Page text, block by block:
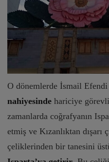
O dönemlerde İsmail Efendi
nahiyesinde hariciye
zamanlarda coğrafyanın
etmiş ve Kızanlıktan dışarı
çeliklerinden bir tanesini